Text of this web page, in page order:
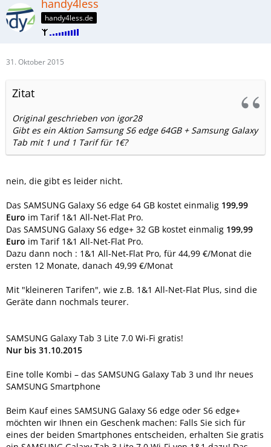
handy4less
handy4less.de
31. Oktober 2015
Zitat
Original geschrieben von igor28
Gibt es ein Aktion Samsung S6 edge 64GB + Samsung Galaxy
Tab mit 1 und 1 Tarif für 1€?
nein, die gibt es leider nicht.
Das SAMSUNG Galaxy S6 edge 64 GB kostet einmalig 199,99
Euro im Tarif 1&1 All-Net-Flat Pro.
Das SAMSUNG Galaxy S6 edge+ 32 GB kostet einmalig 199,99
Euro im Tarif 1&1 All-Net-Flat Pro.
Dazu dann noch : 1&1 All-Net-Flat Pro, für 44,99 €/Monat die
ersten 12 Monate, danach 49,99 €/Monat
Mit "kleineren Tarifen", wie z.B. 1&1 All-Net-Flat Plus, sind die
Geräte dann nochmals teurer.
SAMSUNG Galaxy Tab 3 Lite 7.0 Wi-Fi gratis!
Nur bis 31.10.2015
Eine tolle Kombi – das SAMSUNG Galaxy Tab 3 und Ihr neues
SAMSUNG Smartphone
Beim Kauf eines SAMSUNG Galaxy S6 edge oder S6 edge+
möchten wir Ihnen ein Geschenk machen: Falls Sie sich für
eines der beiden Smartphones entscheiden, erhalten Sie gratis